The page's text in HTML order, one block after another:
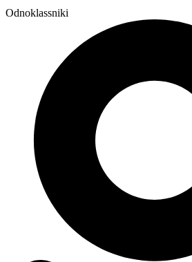
Odnoklassniki